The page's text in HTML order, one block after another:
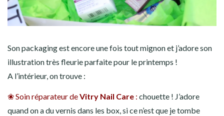
Son packaging est encore une fois tout mignon et j’adore son
illustration très fleurie parfaite pour le printemps !
A l’intérieur, on trouve :
❀ Soin réparateur deVitry Nail Care : chouette ! J’adore
quand on a du vernis dans les box, si ce n’est que je tombe